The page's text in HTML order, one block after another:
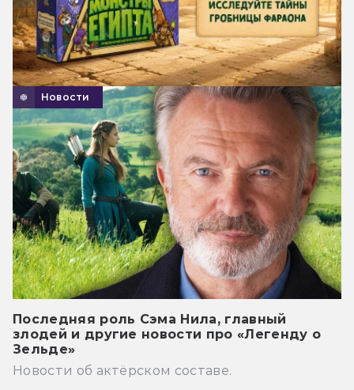
Новости
Последняя роль Сэма Нила, главный
злодей и другие новости про «Легенду о
Зельде»
Новости об актёрском составе.